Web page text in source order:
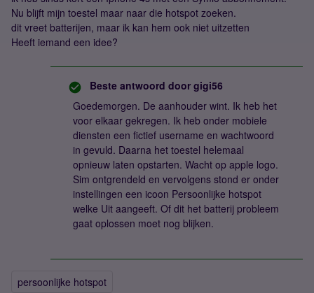
Nu blijft mijn toestel maar naar die hotspot zoeken.
dit vreet batterijen, maar ik kan hem ook niet uitzetten
Heeft iemand een idee?
Beste antwoord door gigi56
Goedemorgen. De aanhouder wint. Ik heb het
voor elkaar gekregen. Ik heb onder mobiele
diensten een fictief username en wachtwoord
in gevuld. Daarna het toestel helemaal
opnieuw laten opstarten. Wacht op apple logo.
Sim ontgrendeld en vervolgens stond er onder
instellingen een icoon Persoonlijke hotspot
welke Uit aangeeft. Of dit het batterij probleem
gaat oplossen moet nog blijken.
persoonlijke hotspot